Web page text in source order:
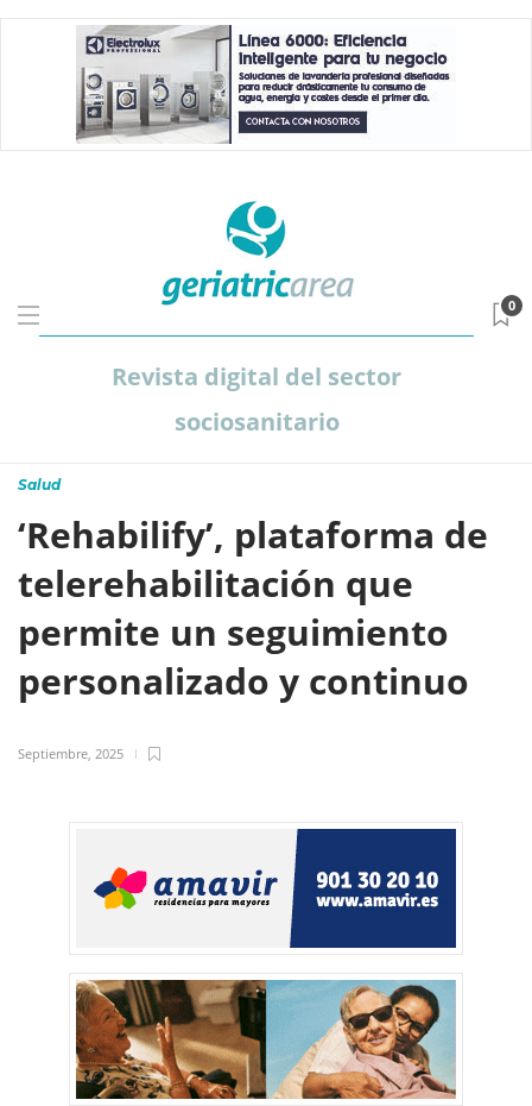
Revista digital del sector
sociosanitario
0
Salud
‘Rehabilify’, plataforma de
telerehabilitación que
permite un seguimiento
personalizado y continuo
Septiembre, 2025